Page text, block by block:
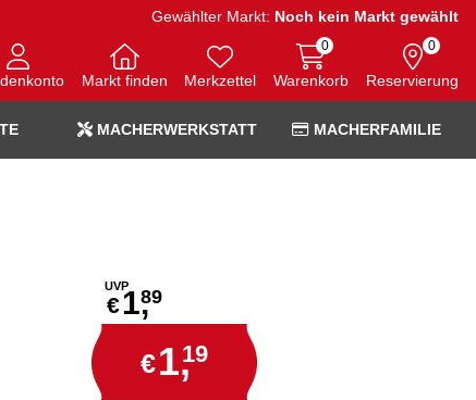
Gewählter Markt: Noch kein Markt gewählt
Markt finden Merkzettel Warenkorb
0
Reservierung
0
MACHERWERKSTATT MACHERFAMILIE
UVP
€1,89
€1,19